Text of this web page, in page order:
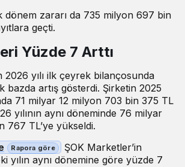
dönem zararı da 735 milyon 697 bin
geçti.
Yüzde 7 Arttı
2026 yılı ilk çeyrek bilançosunda
bazda artış gösterdi. Şirketin 2025
71 milyar 12 milyon 703 bin 375 TL
yılının aynı döneminde 76 milyar
767 TL’ye yükseldi.
ŞOK Marketler’in
yılın aynı dönemine göre yüzde 7